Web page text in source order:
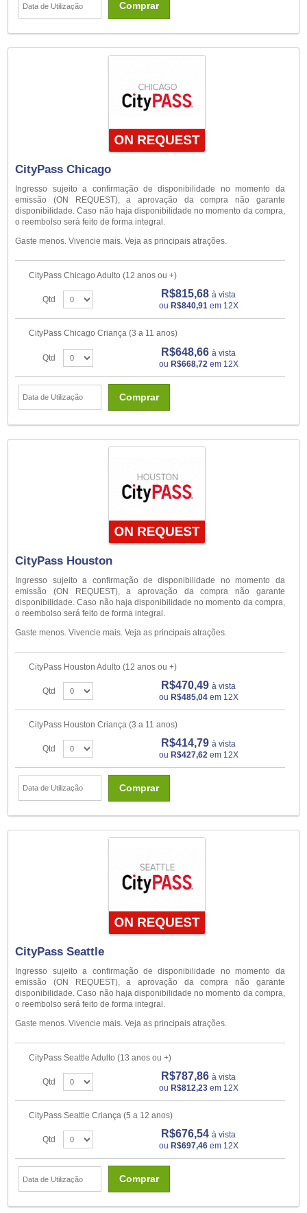
Comprar
CityPass Chicago
Ingresso sujeito a confirmação de disponibilidade no momento da
emissão (ON REQUEST), a aprovação da compra não garante
disponibilidade. Caso não haja disponibilidade no momento da compra,
o reembolso será feito de forma integral.
Gaste menos. Vivencie mais. Veja as principais atrações.
CityPass Chicago Adulto (12 anos ou +)
Qtd R$815,68à vista
ou R$840,91em 12X
CityPass Chicago Criança (3 a 11 anos)
Qtd R$648,66à vista
ou R$668,72 em 12X
Comprar
CityPass Houston
Ingresso sujeito a confirmação de disponibilidade no momento da
emissão (ON REQUEST), a aprovação da compra não garante
disponibilidade. Caso não haja disponibilidade no momento da compra,
o reembolso será feito de forma integral.
Gaste menos. Vivencie mais. Veja as principais atrações.
CityPass Houston Adulto (12 anos ou +)
Qtd R$470,49à vista
ou R$485,04em 12X
CityPass Houston Criança (3 a 11 anos)
Qtd R$414,79à vista
ou R$427,62em 12X
Comprar
CityPass Seattle
Ingresso sujeito a confirmação de disponibilidade no momento da
emissão (ON REQUEST), a aprovação da compra não garante
disponibilidade. Caso não haja disponibilidade no momento da compra,
o reembolso será feito de forma integral.
Gaste menos. Vivencie mais. Veja as principais atrações.
CityPass Seattle Adulto (13 anos ou +)
Qtd R$787,86à vista
ou R$812,23em 12X
CityPass Seattle Criança (5 a 12 anos)
Qtd R$676,54à vista
ou R$697,46em 12X
Comprar